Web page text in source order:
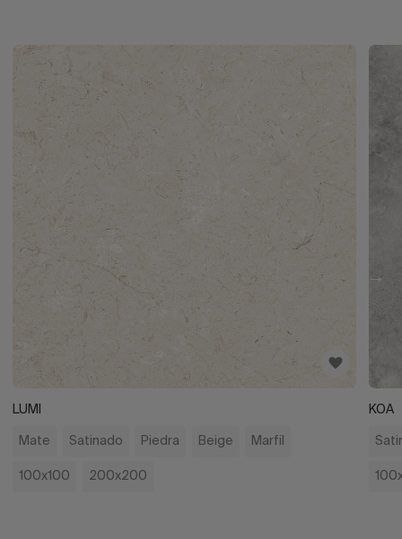
LUMI
Mate Satinado Piedra Beige Marfil
100x100 200x200
KOA